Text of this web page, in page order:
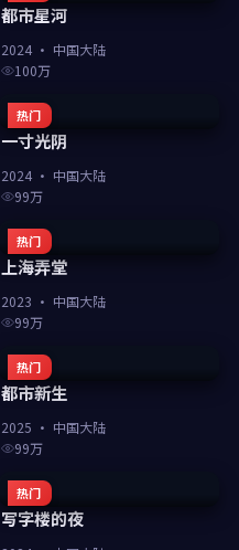
都市星河
2024 · 中国大陆
100万
热门
一寸光阴
2024 · 中国大陆
99万
热门
上海弄堂
2023 · 中国大陆
99万
热门
都市新生
2025 · 中国大陆
99万
热门
写字楼的夜